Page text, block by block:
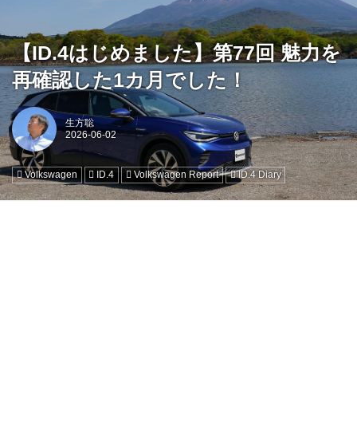
【ID.4はじめました】第77回 魅力を
再確認した1カ月でした！
生方聡
Volkswagen ID.4 Volkswagen Report ID.4 Diary